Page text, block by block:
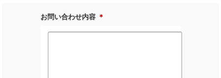
お問い合わせ内容 ＊